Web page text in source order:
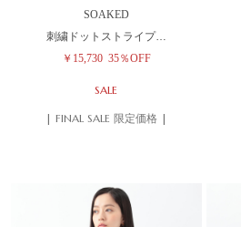
SOAKED
刺繍ドットストライプ…
￥15,730 35％OFF
SALE
| FINAL SALE 限定価格 |